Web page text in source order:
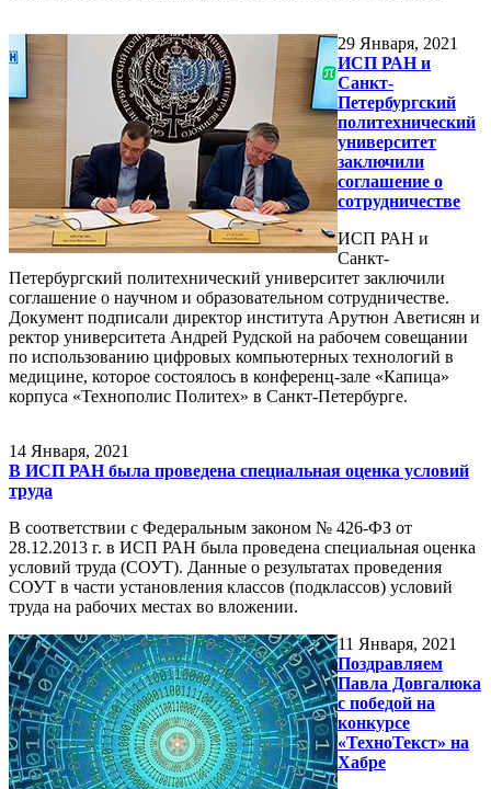
29 Января, 2021
ИСП РАН и
Санкт-
Петербургский
политехнический
университет
заключили
соглашение о
сотрудничестве
ИСП РАН и
Санкт-
Петербургский политехнический университет заключили
соглашение о научном и образовательном сотрудничестве.
Документ подписали директор института Арутюн Аветисян и
ректор университета Андрей Рудской на рабочем совещании
по использованию цифровых компьютерных технологий в
медицине, которое состоялось в конференц-зале «Капица»
корпуса «Технополис Политех» в Санкт-Петербурге.
14 Января, 2021
В ИСП РАН была проведена специальная оценка условий
труда
В соответствии с Федеральным законом № 426-ФЗ от
28.12.2013 г. в ИСП РАН была проведена специальная оценка
условий труда (СОУТ). Данные о результатах проведения
СОУТ в части установления классов (подклассов) условий
труда на рабочих местах во вложении.
11 Января, 2021
Поздравляем
Павла Довгалюка
с победой на
конкурсе
«ТехноТекст» на
Хабре